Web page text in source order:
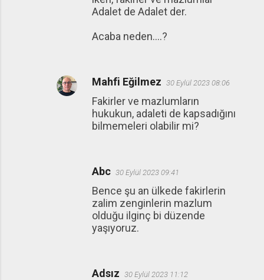
Adalet de Adalet der.
Acaba neden….?
Mahfi Eğilmez 30 Eylül 2023 08:06
Fakirler ve mazlumların
hukukun, adaleti de kapsadığını
bilmemeleri olabilir mi?
Abc 30 Eylül 2023 09:41
Bence şu an ülkede fakirlerin
zalim zenginlerin mazlum
olduğu ilginç bi düzende
yaşıyoruz.
Adsız 30 Eylül 2023 11:12